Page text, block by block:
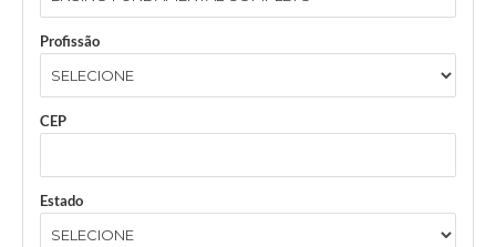
Profissão
CEP
Estado